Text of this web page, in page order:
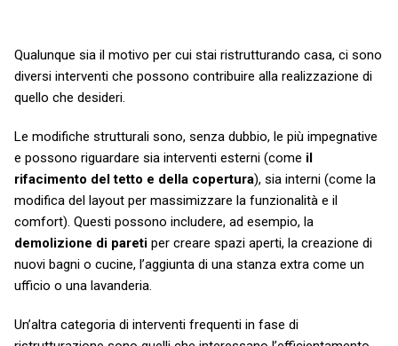
Qualunque sia il motivo per cui stai ristrutturando casa, ci sono
diversi interventi che possono contribuire alla realizzazione di
quello che desideri.
Le modifiche strutturali sono, senza dubbio, le più impegnative
e possono riguardare sia interventi esterni (come il
rifacimento del tetto e della copertura), sia interni (come la
modifica del layout per massimizzare la funzionalità e il
comfort). Questi possono includere, ad esempio, la
demolizione di pareti per creare spazi aperti, la creazione di
nuovi bagni o cucine, l’aggiunta di una stanza extra come un
ufficio o una lavanderia.
Un’altra categoria di interventi frequenti in fase di